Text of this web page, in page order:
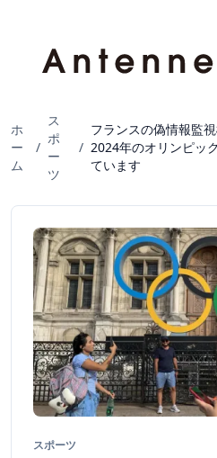
ホ
ー
ム
/
ス
ポ
ー
ツ
/
フランスの偽情報監
2024年のオリンピッ
ています
スポーツ